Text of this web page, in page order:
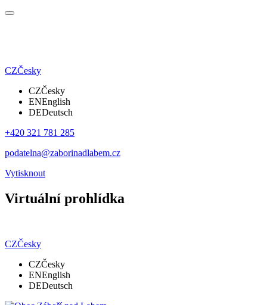
CZČesky
CZČesky
ENEnglish
DEDeutsch
+420 321 781 285
podatelna@zaborinadlabem.cz
Vytisknout
Virtuální prohlídka
CZČesky
CZČesky
ENEnglish
DEDeutsch